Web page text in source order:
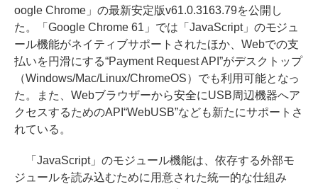
oogle Chrome」の最新安定版v61.0.3163.79を公開し
た。「Google Chrome 61」では「JavaScript」のモジュ
ール機能がネイティブサポートされたほか、Webでの支
払いを円滑にする“Payment Request API”がデスクトップ
（Windows/Mac/Linux/ChromeOS）でも利用可能となっ
た。また、Webブラウザーから安全にUSB周辺機器へア
クセスするためのAPI“WebUSB”なども新たにサポートさ
れている。
「JavaScript」のモジュール機能は、依存する外部モ
ジュールを読み込むために用意された統一的な仕組み